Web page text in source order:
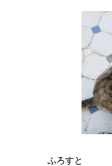
ふろすと